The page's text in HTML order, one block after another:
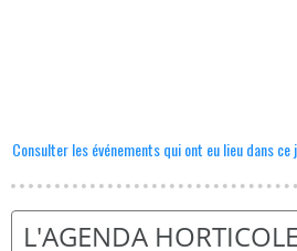
Consulter les événements qui ont eu lieu dans
L'AGENDA